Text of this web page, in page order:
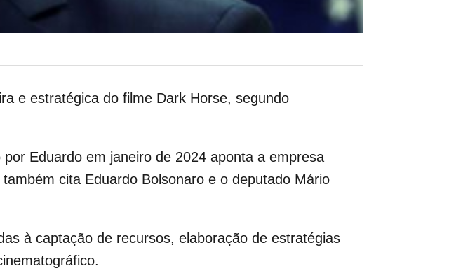
e estratégica do filme Dark Horse, segundo
Eduardo em janeiro de 2024 aponta a empresa
cita Eduardo Bolsonaro e o deputado Mário
à captação de recursos, elaboração de estratégias